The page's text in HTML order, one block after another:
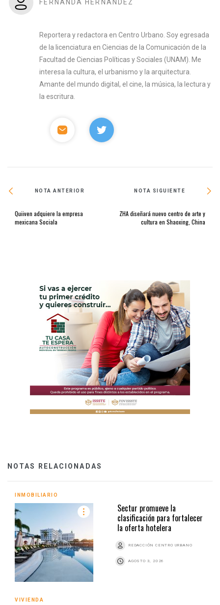
FERNANDA HERNÁNDEZ
Reportera y redactora en Centro Urbano. Soy egresada
de la licenciatura en Ciencias de la Comunicación de la
Facultad de Ciencias Políticas y Sociales (UNAM). Me
interesa la cultura, el urbanismo y la arquitectura.
Amante del mundo digital, el cine, la música, la lectura y
la escritura.
NOTA ANTERIOR
Quiiven adquiere la empresa
mexicana Sociala
NOTA SIGUIENTE
ZHA diseñará nuevo centro de arte y
cultura en Shaoxing, China
NOTAS RELACIONADAS
INMOBILIARIO
Sectur promueve la
clasificación para fortalecer
la oferta hotelera
REDACCIÓN CENTRO URBANO
AGOSTO 3, 2026
VIVIENDA